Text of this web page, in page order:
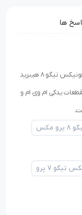
ها
خرید آبگیر پائینی درب جلو چپ مناسب برای فونیکس تیگو ۸ هیبرید
خرید قطعات یدکی ام وی ام و
مکس
تیگو ۷ پرو